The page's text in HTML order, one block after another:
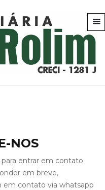
NOS
entrar em contato
em breve,
em contato via whatsapp